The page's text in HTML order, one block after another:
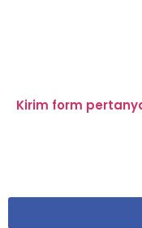
Kirim form